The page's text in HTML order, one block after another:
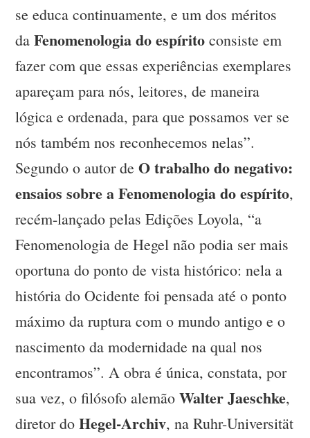
se educa continuamente, e um dos méritos
daFenomenologia do espírito consiste em
fazer com que essas experiências exemplares
apareçam para nós, leitores, de maneira
lógica e ordenada, para que possamos ver se
nós também nos reconhecemos nelas”.
Segundo o autor deO trabalho do negativo:
ensaios sobre a Fenomenologia do espírito,
recém-lançado pelas Edições Loyola, “a
Fenomenologia de Hegel não podia ser mais
oportuna do ponto de vista histórico: nela a
história do Ocidente foi pensada até o ponto
máximo da ruptura com o mundo antigo e o
nascimento da modernidade na qual nos
encontramos”. A obra é única, constata, por
sua vez, o filósofo alemãoWalter Jaeschke,
diretor doHegel-Archiv, na Ruhr-Universität